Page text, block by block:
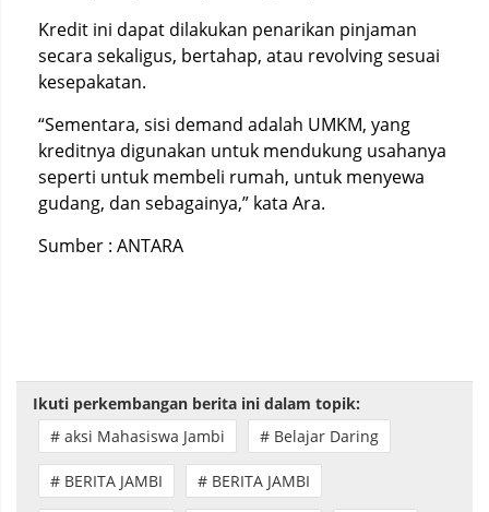
Kredit ini dapat dilakukan penarikan pinjaman
secara sekaligus, bertahap, atau revolving sesuai
kesepakatan.
“Sementara, sisi demand adalah UMKM, yang
kreditnya digunakan untuk mendukung usahanya
seperti untuk membeli rumah, untuk menyewa
gudang, dan sebagainya,” kata Ara.
Sumber : ANTARA
Ikuti perkembangan berita ini dalam topik:
# aksi Mahasiswa Jambi
# Belajar Daring
# BERITA JAMBI # BERITA JAMBI